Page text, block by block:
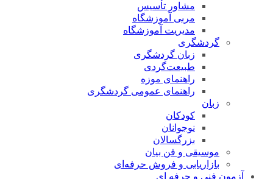
مشاور تأسیس
مربی آموزشگاه
مدیریت آموزشگاه
گردشگری
زبان گردشگری
طبیعت‌گردی
راهنمای موزه
راهنمای عمومی گردشگری
زبان
کودکان
نوجوانان
بزرگسالان
موسیقی و فن بیان
بازاریابی و فروش حرفه‌ای
آزمون فنی و حرفه ای